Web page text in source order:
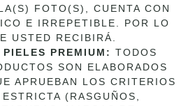
FOTO(S), CUENTA CON
E IRREPETIBLE. POR LO
USTED RECIBIRÁ.
PREMIUM: TODOS
SON ELABORADOS
APRUEBAN LOS CRITERIOS
(RASGUÑOS,